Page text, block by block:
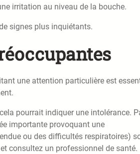
irritation au niveau de la bouche.
signes plus inquiétants.
une attention particulière est
pourrait indiquer une intolérance.
importante provoquant une
ou des difficultés respiratoires)
consultez un professionnel de santé.